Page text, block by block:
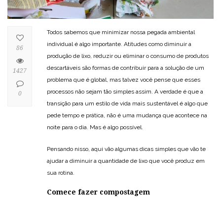
Todos sabemos que minimizar nossa pegada ambiental
individual é algo importante. Atitudes como diminuir a
produção de lixo, reduzir ou eliminar o consumo de produtos
descartáveis são formas de contribuir para a solução de um
problema que é global, mas talvez você pense que esses
processos não sejam tão simples assim. A verdade é que a
transição para um estilo de vida mais sustentável é algo que
pede tempo e prática, não é uma mudança que acontece na
noite para o dia. Mas é algo possível.
Pensando nisso, aqui vão algumas dicas simples que vão te
ajudar a diminuir a quantidade de lixo que você produz em
sua rotina.
Comece fazer compostagem
86
1427
0